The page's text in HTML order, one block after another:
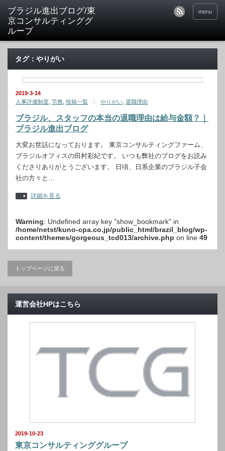
ブラジル進出ブログ/東
京コンサルティンググ
ループ
menu
タグ：やりがい
2019-3-14
人事評価制度 労務 投稿一覧 やりがい 退職理由
ブラジル、スタッフの本当の退職理由は給与金額？｜
ブラジル進出ブログ
大変お世話になっております。 東京コンサルティングファーム、
ブラジルオフィスの田村彩紀です。 いつも弊社のブログをお読み
くださりありがとうございます。 日頃、日系企業のブラジル子会
社の方々と…
詳細を見る
Warning: Undefined array key "show_bookmark" in
/home/netst/kuno-cpa.co.jp/public_html/brazil_blog/wp-
content/themes/gorgeous_tcd013/archive.php on line 49
トップページに戻る
運営会社HPはこちら
2019-10-23
東京コンサルティンググループ